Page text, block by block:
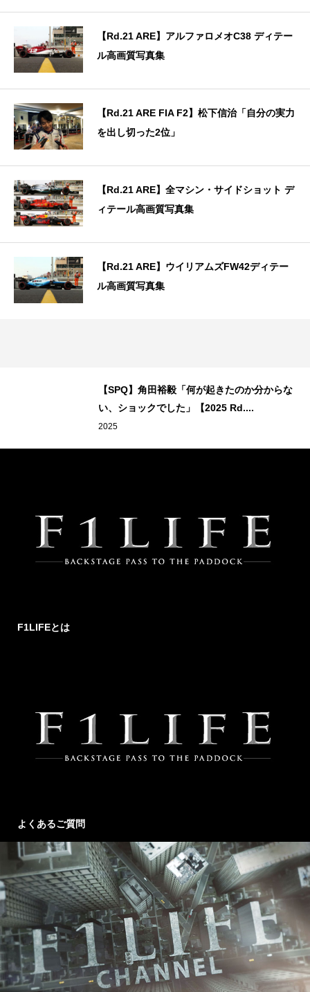
【Rd.21 ARE】アルファロメオC38 ディテー
ル高画質写真集
【Rd.21 ARE FIA F2】松下信治「自分の実力
を出し切った2位」
【Rd.21 ARE】全マシン・サイドショット デ
ィテール高画質写真集
【Rd.21 ARE】ウイリアムズFW42ディテー
ル高画質写真集
【SPQ】角田裕毅「何が起きたのか分からな
い、ショックでした」【2025 Rd....
2025
F1LIFEとは
よくあるご質問